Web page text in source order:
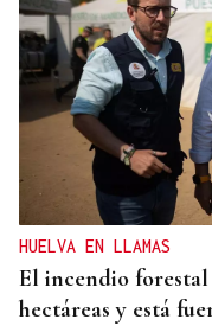
O SON DA ESTACIÓN
Baiuca, Nadadora
Concertos do
HUELVA EN LLAMAS
El incendio forestal
hectáreas y está